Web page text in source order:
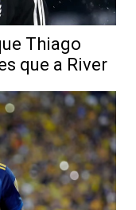
Thiago
que a River